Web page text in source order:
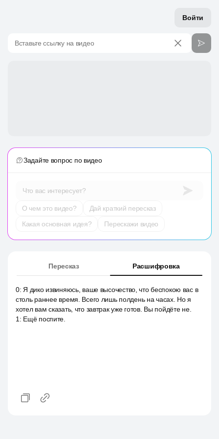
Войти
Вставьте ссылку на видео
Задайте вопрос по видео
Что вас интересует?
О чем это видео?
Дай краткий пересказ
Какая основная идея?
Перескажи видео
Пересказ Расшифровка
0: Я дико извиняюсь, ваше высочество, что беспокою вас в
столь раннее время. Всего лишь полдень на часах. Но я
хотел вам сказать, что завтрак уже готов. Вы пойдёте не.
1 : Ещё поспите.